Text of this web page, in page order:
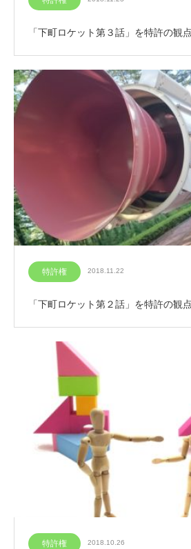
「下町ロケット第３話」を特許の観
特許権 2018.11.22
「下町ロケット第２話」を特許の観
特許権 2018.10.26